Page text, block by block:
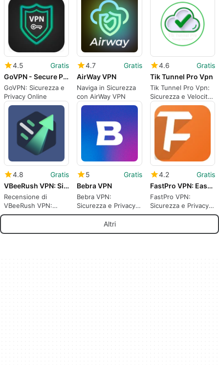
4.5
Gratis
GoVPN - Secure Private VPN
GoVPN: Sicurezza e
Privacy Online
4.7
Gratis
AirWay VPN
Naviga in Sicurezza
con AirWay VPN
4.6
Gratis
Tik Tunnel Pro Vpn
Tik Tunnel Pro Vpn:
Sicurezza e Velocità
per il tuo Navigare
4.8
Gratis
VBeeRush VPN: Simple Private
Recensione di
VBeeRush VPN:
Sicurezza Semplice e
5
Gratis
Bebra VPN
Bebra VPN:
Sicurezza e Privacy
Online
4.2
Gratis
FastPro VPN: Easy Connection
FastPro VPN:
Sicurezza e Privacy
Online
Altri